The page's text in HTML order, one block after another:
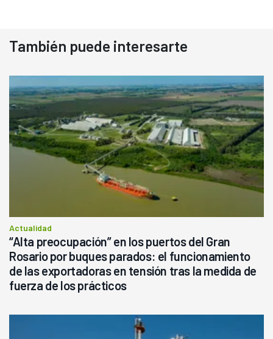
También puede interesarte
Actualidad
“Alta preocupación” en los puertos del Gran
Rosario por buques parados: el funcionamiento
de las exportadoras en tensión tras la medida de
fuerza de los prácticos